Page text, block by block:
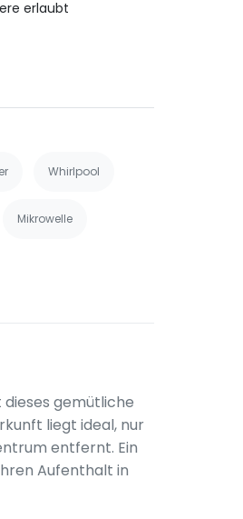
erlaubt
Whirlpool
Mikrowelle
gemütliche
liegt ideal, nur
entfernt. Ein
Aufenthalt in